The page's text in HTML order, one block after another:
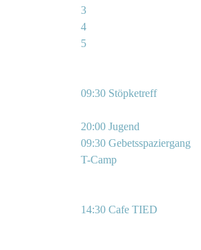
3
4
5
09:30 Stöpketreff
20:00 Jugend
09:30 Gebetsspaziergang
T-Camp
14:30 Cafe TIED